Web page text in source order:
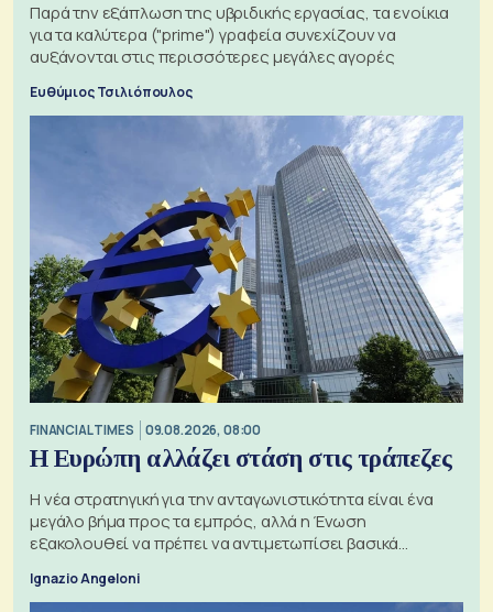
Παρά την εξάπλωση της υβριδικής εργασίας, τα ενοίκια
για τα καλύτερα ("prime") γραφεία συνεχίζουν να
αυξάνονται στις περισσότερες μεγάλες αγορές
Ευθύμιος Τσιλιόπουλος
FINANCIAL TIMES 09.08.2026, 08:00
Η Ευρώπη αλλάζει στάση στις τράπεζες
Η νέα στρατηγική για την ανταγωνιστικότητα είναι ένα
μεγάλο βήμα προς τα εμπρός, αλλά η Ένωση
εξακολουθεί να πρέπει να αντιμετωπίσει βασικά
Ignazio Angeloni